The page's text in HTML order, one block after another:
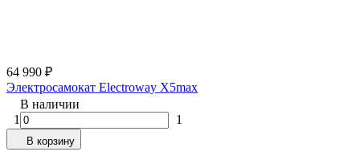
64 990 ₽
Электросамокат Electroway X5max
В наличии
1
1
В корзину